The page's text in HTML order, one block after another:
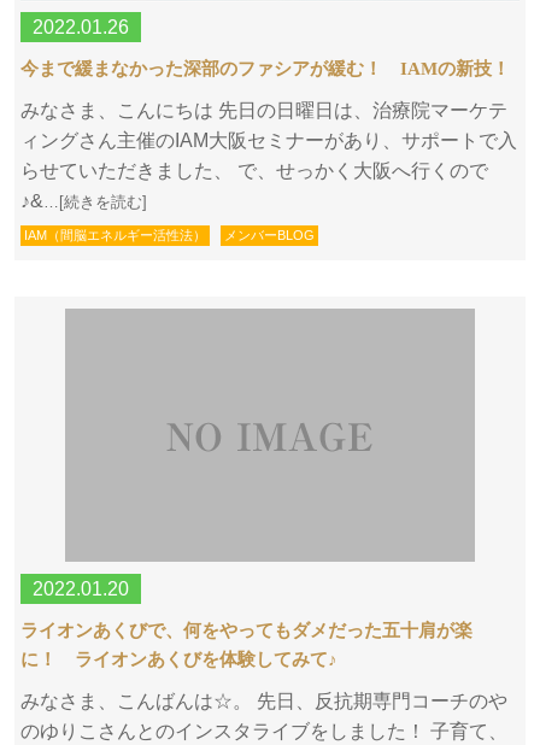
2022.01.26
今まで緩まなかった深部のファシアが緩む！ IAMの新技！
みなさま、こんにちは 先日の日曜日は、治療院マーケテ
ィングさん主催のIAM大阪セミナーがあり、サポートで入
らせていただきました、 で、せっかく大阪へ行くので
♪& …[続きを読む]
IAM（間脳エネルギー活性法） メンバーBLOG
2022.01.20
ライオンあくびで、何をやってもダメだった五十肩が楽
に！ ライオンあくびを体験してみて♪
みなさま、こんばんは☆。 先日、反抗期専門コーチのや
のゆりこさんとのインスタライブをしました！ 子育て、